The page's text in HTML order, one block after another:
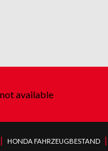
not available
| HONDA FAHRZEUGBESTAND |